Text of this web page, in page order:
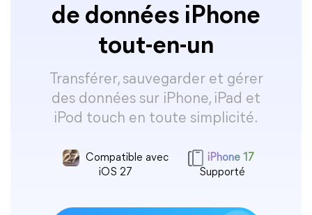
de données iPhone
tout-en-un
Transférer, sauvegarder et gérer
des données sur iPhone, iPad et
iPod touch en toute simplicité.
Compatible avec
iOS 27
iPhone 17
Supporté